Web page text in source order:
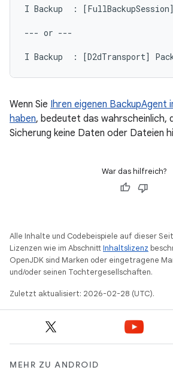
I Backup  :
--- or ---
Wenn Sie Ihren eigenen BackupAgent
haben, bedeutet das wahrscheinlich,
Sicherung keine Daten oder Dateien
War das hilfreich?
Alle Inhalte und Codebeispiele auf dieser
Lizenzen wie im AbschnittInhaltslizenz
OpenJDK sind Marken oder eingetragene
und/oder seinen Tochtergesellschaften.
Zuletzt aktualisiert: 2026-02-28 (UTC).
MEHR ZU ANDROID